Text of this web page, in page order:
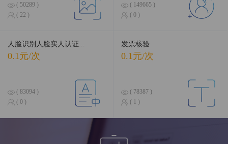
( 50289 )
( 22 )
( 149665 )
( 0 )
人脸识别人脸实人认证...
0.1元/次
( 83094 )
( 0 )
发票核验
0.1元/次
( 78387 )
( 1 )